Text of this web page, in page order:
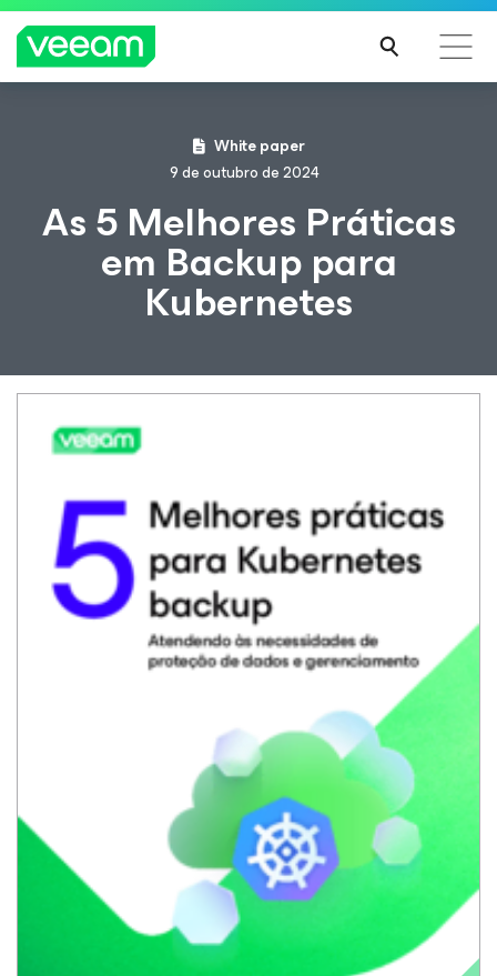
Orientações da Veeam para os clientes afetados
pela atualização de conteúdo da CrowdStrike
MAIS
White paper
9 de outubro de 2024
As 5 Melhores Práticas
em Backup para
Kubernetes